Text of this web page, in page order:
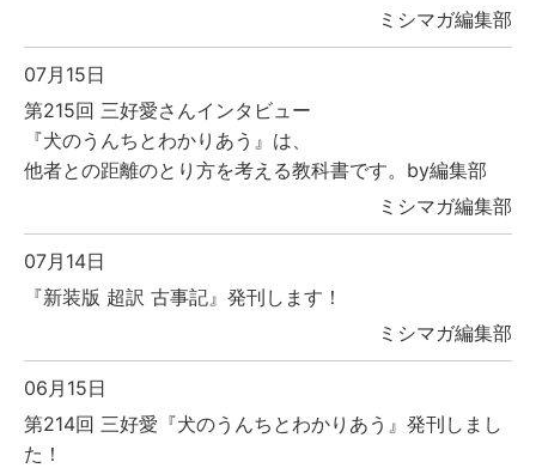
ミシマガ編集部
07月15日
第215回 三好愛さんインタビュー
『犬のうんちとわかりあう』は、
他者との距離のとり方を考える教科書です。by編集部
ミシマガ編集部
07月14日
『新装版 超訳 古事記』発刊します！
ミシマガ編集部
06月15日
第214回 三好愛『犬のうんちとわかりあう』発刊しまし
た！